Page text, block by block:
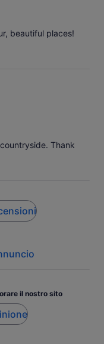
beautiful places!
Thank
il nostro sito